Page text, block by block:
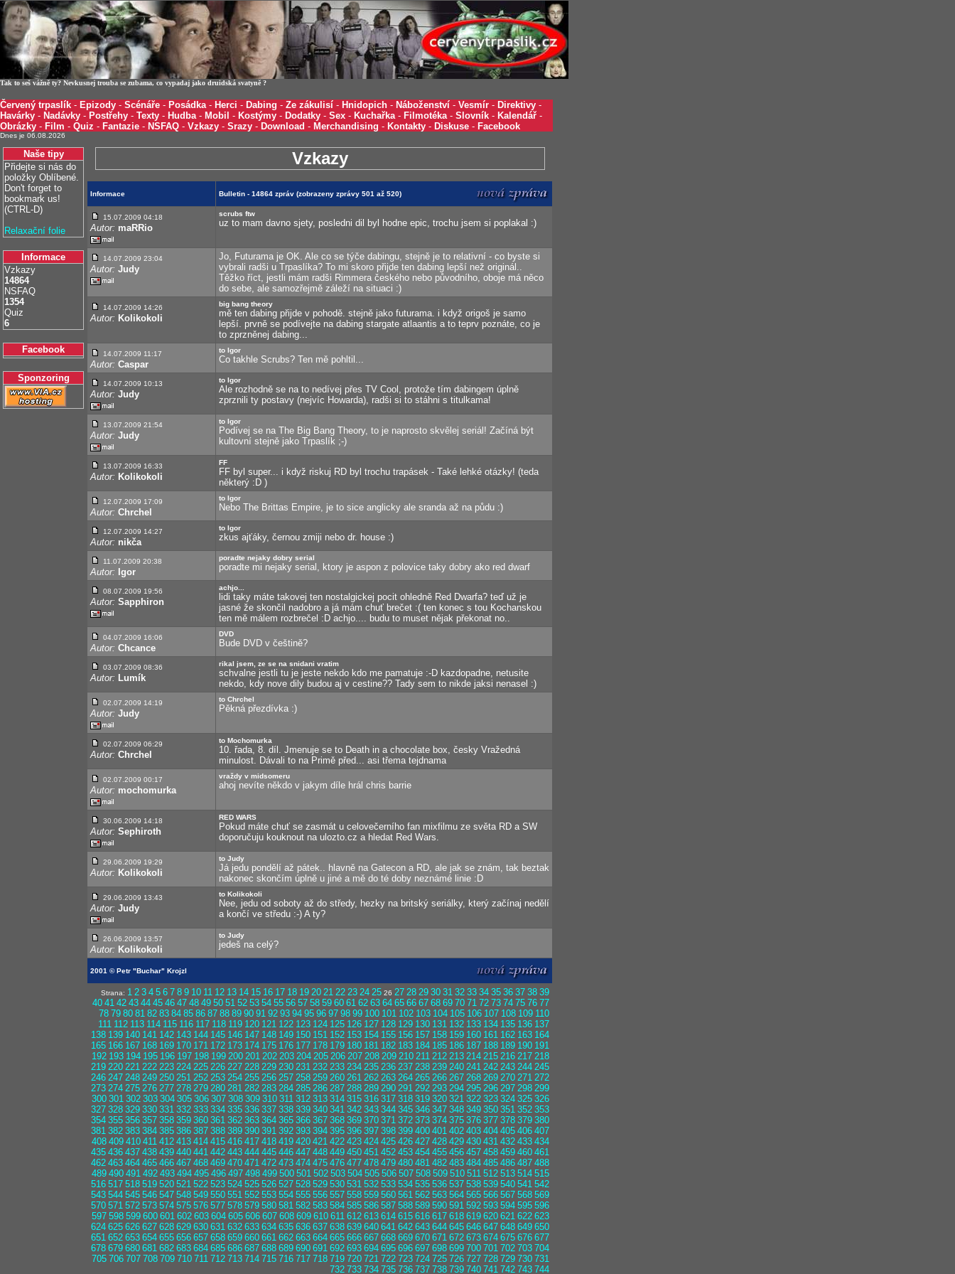
Tak to seš vážně ty? Nevkusnej trouba se zubama, co vypadaj jako druidská svatyně ?
Červený trpaslík - Epizody - Scénáře - Posádka- Herci - Dabing - Ze zákulisí - Hnidopich - Náboženství - Vesmír - Direktivy -
Havárky - Nadávky - Postřehy - Texty - Hudba- Mobil - Kostýmy - Dodatky - Sex - Kuchařka- Filmotéka- Slovník - Kalendář -
Obrázky - Film - Quiz - Fantazie - NSFAQ - Vzkazy - Srazy - Download - Merchandising - Kontakty - Diskuse - Facebook
Dnes je 06.08.2026
Naše tipy
Přidejte si nás do
položky Oblíbené.
Don't forget to
bookmark us!
(CTRL-D)
Relaxační folie
Informace
Vzkazy
14864
NSFAQ
1354
Quiz
6
Facebook
Sponzoring
Vzkazy
Informace Bulletin - 14864 zpráv (zobrazeny zprávy 501 až 520)
15.07.2009 04:18
Autor: maRRio
scrubs ftw
uz to mam davno sjety, posledni dil byl hodne epic, trochu jsem si poplakal :)
14.07.2009 23:04
Autor: Judy
Jo, Futurama je OK. Ale co se týče dabingu, stejně je to relativní - co byste si
vybrali radši u Trpaslíka? To mi skoro přijde ten dabing lepší než originál..
Těžko říct, jestli mám radši Rimmera českého nebo původního, oboje má něco
do sebe, ale samozřejmě záleží na situaci :)
14.07.2009 14:26
Autor: Kolikokoli
big bang theory
mě ten dabing přijde v pohodě. stejně jako futurama. i když origoš je samo
lepší. prvně se podívejte na dabing stargate atlaantis a to teprv poznáte, co je
to zprzněnej dabing...
14.07.2009 11:17
Autor: Caspar
to Igor
Co takhle Scrubs? Ten mě pohltil...
14.07.2009 10:13
Autor: Judy
to Igor
Ale rozhodně se na to nedívej přes TV Cool, protože tím dabingem úplně
zprznili ty postavy (nejvíc Howarda), radši si to stáhni s titulkama!
13.07.2009 21:54
Autor: Judy
to Igor
Podívej se na The Big Bang Theory, to je naprosto skvělej seriál! Začíná být
kultovní stejně jako Trpaslík ;-)
13.07.2009 16:33
Autor: Kolikokoli
FF
FF byl super... i když riskuj RD byl trochu trapásek - Také lehké otázky! (teda
některý :D )
12.07.2009 17:09
Autor: Chrchel
to Igor
Nebo The Brittas Empire, je to sice anglicky ale sranda až na půdu :)
12.07.2009 14:27
Autor: nikča
to Igor
zkus ajťáky, černou zmiji nebo dr. house :)
11.07.2009 20:38
Autor: Igor
poradte nejaky dobry serial
poradte mi nejaky serial, ktory je aspon z polovice taky dobry ako red dwarf
08.07.2009 19:56
Autor: Sapphiron
achjo...
lidi taky máte takovej ten nostalgickej pocit ohledně Red Dwarfa? teď už je
jasné že skončil nadobro a já mám chuť brečet :( ten konec s tou Kochanskou
ten mě málem rozbrečel :D achjo.... budu to muset nějak překonat no..
04.07.2009 16:06
Autor: Chcance
DVD
Bude DVD v češtině?
03.07.2009 08:36
Autor: Lumík
rikal jsem, ze se na snidani vratim
schvalne jestli tu je jeste nekdo kdo me pamatuje :-D kazdopadne, netusite
nekdo, kdy nove dily budou aj v cestine?? Tady sem to nikde jaksi nenasel :)
02.07.2009 14:19
Autor: Judy
to Chrchel
Pěkná přezdívka :)
02.07.2009 06:29
Autor: Chrchel
to Mochomurka
10. řada, 8. díl. Jmenuje se to Death in a chocolate box, česky Vražedná
minulost. Dávali to na Primě před... asi třema tejdnama
02.07.2009 00:17
Autor: mochomurka
vraždy v midsomeru
ahoj nevíte někdo v jakym díle hrál chris barrie
30.06.2009 14:18
Autor: Sephiroth
RED WARS
Pokud máte chuť se zasmát u celovečerního fan mixfilmu ze světa RD a SW
doporučuju kouknout na ulozto.cz a hledat Red Wars.
29.06.2009 19:29
Autor: Kolikokoli
to Judy
Já jedu pondělí až pátek.. hlavně na Gatecon a RD, ale jak se znám, tak beztak
nakonec skončím úplně u jiné a mě do té doby neznámé linie :D
29.06.2009 13:43
Autor: Judy
to Kolikokoli
Nee, jedu od soboty až do středy, hezky na britský seriálky, který začínaj nedělí
a končí ve středu :-) A ty?
26.06.2009 13:57
Autor: Kolikokoli
to Judy
jedeš na celý?
2001 © Petr "Buchar" Krojzl
Strana: 1 2 3 4 5 6 7 8 9 10 11 12 13 14 15 16 17 18 19 20 21 22 23 24 25 26 27 28 29 30 31 32 33 34 35 36 37 38 39
40 41 42 43 44 45 46 47 48 49 50 51 52 53 54 55 56 57 58 59 60 61 62 63 64 65 66 67 68 69 70 71 72 73 74 75 76 77
78 79 80 81 82 83 84 85 86 87 88 89 90 91 92 93 94 95 96 97 98 99 100 101 102 103 104 105 106 107 108 109 110
111 112 113 114 115 116 117 118 119 120 121 122 123 124 125 126 127 128 129 130 131 132 133 134 135 136 137
138 139 140 141 142 143 144 145 146 147 148 149 150 151 152 153 154 155 156 157 158 159 160 161 162 163 164
165 166 167 168 169 170 171 172 173 174 175 176 177 178 179 180 181 182 183 184 185 186 187 188 189 190 191
192 193 194 195 196 197 198 199 200 201 202 203 204 205 206 207 208 209 210 211 212 213 214 215 216 217 218
219 220 221 222 223 224 225 226 227 228 229 230 231 232 233 234 235 236 237 238 239 240 241 242 243 244 245
246 247 248 249 250 251 252 253 254 255 256 257 258 259 260 261 262 263 264 265 266 267 268 269 270 271 272
273 274 275 276 277 278 279 280 281 282 283 284 285 286 287 288 289 290 291 292 293 294 295 296 297 298 299
300 301 302 303 304 305 306 307 308 309 310 311 312 313 314 315 316 317 318 319 320 321 322 323 324 325 326
327 328 329 330 331 332 333 334 335 336 337 338 339 340 341 342 343 344 345 346 347 348 349 350 351 352 353
354 355 356 357 358 359 360 361 362 363 364 365 366 367 368 369 370 371 372 373 374 375 376 377 378 379 380
381 382 383 384 385 386 387 388 389 390 391 392 393 394 395 396 397 398 399 400 401 402 403 404 405 406 407
408 409 410 411 412 413 414 415 416 417 418 419 420 421 422 423 424 425 426 427 428 429 430 431 432 433 434
435 436 437 438 439 440 441 442 443 444 445 446 447 448 449 450 451 452 453 454 455 456 457 458 459 460 461
462 463 464 465 466 467 468 469 470 471 472 473 474 475 476 477 478 479 480 481 482 483 484 485 486 487 488
489 490 491 492 493 494 495 496 497 498 499 500 501 502 503 504 505 506 507 508 509 510 511 512 513 514 515
516 517 518 519 520 521 522 523 524 525 526 527 528 529 530 531 532 533 534 535 536 537 538 539 540 541 542
543 544 545 546 547 548 549 550 551 552 553 554 555 556 557 558 559 560 561 562 563 564 565 566 567 568 569
570 571 572 573 574 575 576 577 578 579 580 581 582 583 584 585 586 587 588 589 590 591 592 593 594 595 596
597 598 599 600 601 602 603 604 605 606 607 608 609 610 611 612 613 614 615 616 617 618 619 620 621 622 623
624 625 626 627 628 629 630 631 632 633 634 635 636 637 638 639 640 641 642 643 644 645 646 647 648 649 650
651 652 653 654 655 656 657 658 659 660 661 662 663 664 665 666 667 668 669 670 671 672 673 674 675 676 677
678 679 680 681 682 683 684 685 686 687 688 689 690 691 692 693 694 695 696 697 698 699 700 701 702 703 704
705 706 707 708 709 710 711 712 713 714 715 716 717 718 719 720 721 722 723 724 725 726 727 728 729 730 731
732 733 734 735 736 737 738 739 740 741 742 743 744